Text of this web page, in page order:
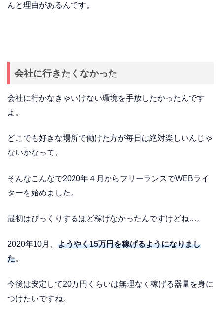
んと理由があるんです。
会社に行きたくなかった
会社に行かなきゃいけない環境を手放したかったんです
よ。
どこでも好きな場所で働けた方が毎日は絶対楽しいんじゃ
ないかなって。
そんなこんなで2020年４月からフリーランスでWEBライ
ターを始めました。
最初はびっくりするほど稼げなかったんですけどね…。
2020年10月、 ようやく15万円を稼げるようになりまし
た。
今後は安定して20万円くらいは無理なく稼げる器量を身に
つけたいですね。